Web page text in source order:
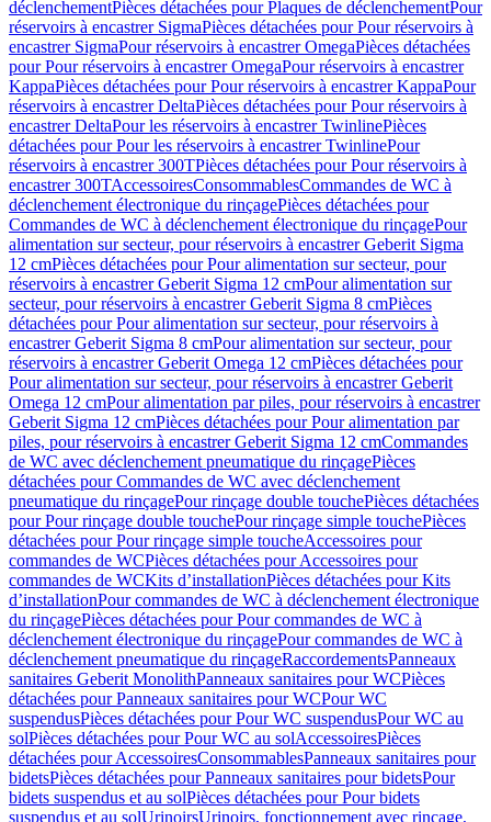
déclenchementPièces détachées pour Plaques de déclenchementPour
réservoirs à encastrer SigmaPièces détachées pour Pour réservoirs à
encastrer SigmaPour réservoirs à encastrer OmegaPièces détachées
pour Pour réservoirs à encastrer OmegaPour réservoirs à encastrer
KappaPièces détachées pour Pour réservoirs à encastrer KappaPour
réservoirs à encastrer DeltaPièces détachées pour Pour réservoirs à
encastrer DeltaPour les réservoirs à encastrer TwinlinePièces
détachées pour Pour les réservoirs à encastrer TwinlinePour
réservoirs à encastrer 300TPièces détachées pour Pour réservoirs à
encastrer 300TAccessoiresConsommablesCommandes de WC à
déclenchement électronique du rinçagePièces détachées pour
Commandes de WC à déclenchement électronique du rinçagePour
alimentation sur secteur, pour réservoirs à encastrer Geberit Sigma
12 cmPièces détachées pour Pour alimentation sur secteur, pour
réservoirs à encastrer Geberit Sigma 12 cmPour alimentation sur
secteur, pour réservoirs à encastrer Geberit Sigma 8 cmPièces
détachées pour Pour alimentation sur secteur, pour réservoirs à
encastrer Geberit Sigma 8 cmPour alimentation sur secteur, pour
réservoirs à encastrer Geberit Omega 12 cmPièces détachées pour
Pour alimentation sur secteur, pour réservoirs à encastrer Geberit
Omega 12 cmPour alimentation par piles, pour réservoirs à encastrer
Geberit Sigma 12 cmPièces détachées pour Pour alimentation par
piles, pour réservoirs à encastrer Geberit Sigma 12 cmCommandes
de WC avec déclenchement pneumatique du rinçagePièces
détachées pour Commandes de WC avec déclenchement
pneumatique du rinçagePour rinçage double touchePièces détachées
pour Pour rinçage double touchePour rinçage simple touchePièces
détachées pour Pour rinçage simple toucheAccessoires pour
commandes de WCPièces détachées pour Accessoires pour
commandes de WCKits d’installationPièces détachées pour Kits
d’installationPour commandes de WC à déclenchement électronique
du rinçagePièces détachées pour Pour commandes de WC à
déclenchement électronique du rinçagePour commandes de WC à
déclenchement pneumatique du rinçageRaccordementsPanneaux
sanitaires Geberit MonolithPanneaux sanitaires pour WCPièces
détachées pour Panneaux sanitaires pour WCPour WC
suspendusPièces détachées pour Pour WC suspendusPour WC au
solPièces détachées pour Pour WC au solAccessoiresPièces
détachées pour AccessoiresConsommablesPanneaux sanitaires pour
bidetsPièces détachées pour Panneaux sanitaires pour bidetsPour
bidets suspendus et au solPièces détachées pour Pour bidets
suspendus et au solUrinoirsUrinoirs, fonctionnement avec rinçage,